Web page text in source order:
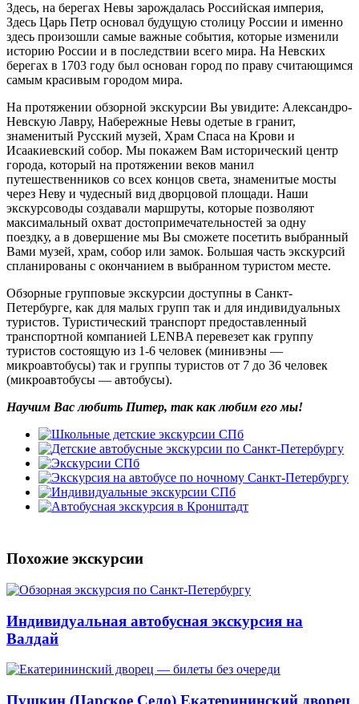
Здесь, на берегах Невы зарождалась Российская империя,
Здесь Царь Петр основал будущую столицу России и именно
здесь произошли самые важные события, которые изменили
историю России и в последствии всего мира. На Невских
берегах в 1703 году был основан город по праву считающимся
самым красивым городом мира.
На протяжении обзорной экскурсии Вы увидите: Александро-
Невскую Лавру, Набережные Невы одетые в гранит,
знаменитый Русский музей, Храм Спаса на Крови и
Исаакиевский собор. Мы покажем Вам исторический центр
города, который на протяжении веков манил
путешественников со всех концов света, знаменитые мосты
через Неву и чудесный вид дворцовой площади. Наши
экскурсоводы создавали маршруты, которые позволяют
максимальный охват достопримечательностей за одну
поездку, а в довершение мы Вы сможете посетить выбранный
Вами музей, храм, собор или замок. Большая часть экскурсий
спланированы с окончанием в выбранном туристом месте.
Обзорные групповые экскурсии доступны в Санкт-
Петербурге, как для малых групп так и для индивидуальных
туристов. Туристический транспорт предоставленный
транспортной компанией LENBA перевезет как группу
туристов состоящую из 1-6 человек (минивэны —
микроавтобусы) так и группы туристов от 7 до 36 человек
(микроавтобусы — автобусы).
Научим Вас любить Питер, так как любим его мы!
Похожие экскурсии
Индивидуальная автобусная экскурсия на
Валдай
Пушкин (Царское Село) Екатерининский дворец